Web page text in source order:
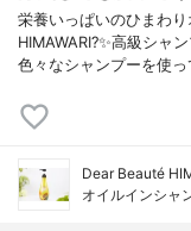
栄養いっぱいのひまわ
HIMAWARI?✨高級シャ
色々なシャンプーを使
Dear Beauté
オイルインシャ